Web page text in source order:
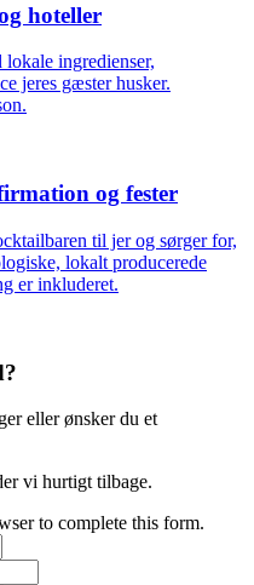
hoteller
ingredienser,
jeres gæster husker.
og fester
til jer og sørger for,
lokalt producerede
er inkluderet.
eller ønsker du et
vi hurtigt tilbage.
to complete this form.